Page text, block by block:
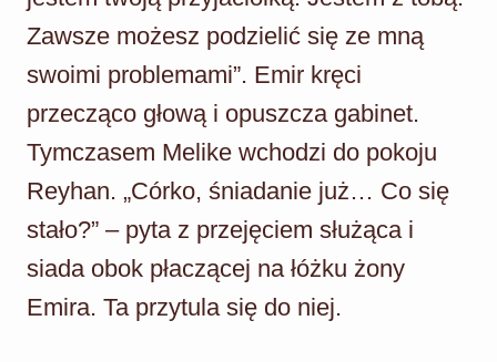
Zawsze możesz podzielić się ze mną
swoimi problemami”. Emir kręci
przecząco głową i opuszcza gabinet.
Tymczasem Melike wchodzi do pokoju
Reyhan. „Córko, śniadanie już… Co się
stało?” – pyta z przejęciem służąca i
siada obok płaczącej na łóżku żony
Emira. Ta przytula się do niej.